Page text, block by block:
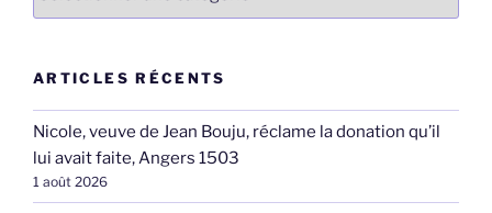
ARTICLES RÉCENTS
Nicole, veuve de Jean Bouju, réclame la donation qu’il
lui avait faite, Angers 1503
1 août 2026